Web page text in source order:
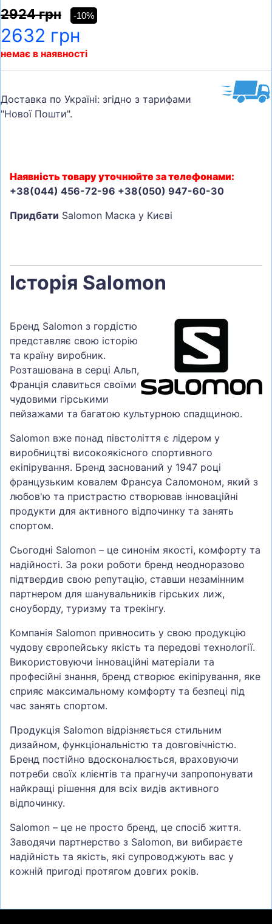
2924 грн -10%
2632 грн
немає в наявності
Доставка по Україні: згідно з тарифами
"Нової Пошти".
Наявність товару уточнюйте за телефонами:
+38(044) 456-72-96 +38(050) 947-60-30
Придбати Salomon Маска у Києві
Історія Salomon
Бренд Salomon з гордістю
представляє свою історію
та країну виробник.
Розташована в серці Альп,
Франція славиться своїми
чудовими гірськими
пейзажами та багатою культурною спадщиною.
Salomon вже понад півстоліття є лідером у
виробництві високоякісного спортивного
екіпірування. Бренд заснований у 1947 році
французьким ковалем Франсуа Саломоном, який з
любов'ю та пристрастю створював інноваційні
продукти для активного відпочинку та занять
спортом.
Сьогодні Salomon – це синонім якості, комфорту та
надійності. За роки роботи бренд неодноразово
підтвердив свою репутацію, ставши незамінним
партнером для шанувальників гірських лиж,
сноуборду, туризму та трекінгу.
Компанія Salomon привносить у свою продукцію
чудову європейську якість та передові технології.
Використовуючи інноваційні матеріали та
професійні знання, бренд створює екіпірування, яке
сприяє максимальному комфорту та безпеці під
час занять спортом.
Продукція Salomon відрізняється стильним
дизайном, функціональністю та довговічністю.
Бренд постійно вдосконалюється, враховуючи
потреби своїх клієнтів та прагнучи запропонувати
найкращі рішення для всіх видів активного
відпочинку.
Salomon – це не просто бренд, це спосіб життя.
Заводячи партнерство з Salomon, ви вибираєте
надійність та якість, які супроводжують вас у
кожній пригоді протягом довгих років.